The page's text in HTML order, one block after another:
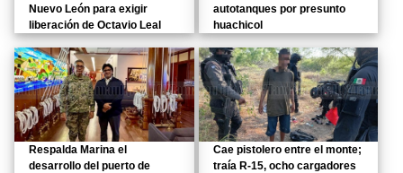
Nuevo León para exigir
liberación de Octavio Leal
autotanques por presunto
huachicol
Respalda Marina el
desarrollo del puerto de
Cae pistolero entre el monte;
traía R-15, ocho cargadores